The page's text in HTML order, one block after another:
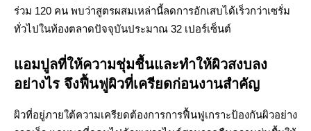
ร่วม 120 คน พบว่าสูตรผสมเหล่านี้ลดการอักเสบได้เร็วกว่าเซรั่ม
ทั่วไปในท้องตลาดปัจจุบันประมาณ 32 เปอร์เซ็นต์
แอมปูลที่ให้ความชุ่มชื้นและทำให้ผิวสงบลง
อย่างไร จึงฟื้นฟูผิวที่เครียดก่อนงานสำคัญ
ผิวที่อยู่ภายใต้ความเครียดต้องการการฟื้นฟูเกราะป้องกันผิวอย่าง